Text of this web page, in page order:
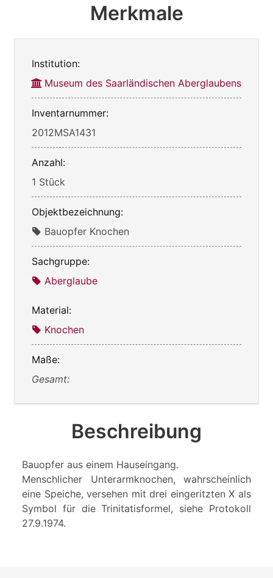
Merkmale
Institution:
Museum des Saarländischen Aberglaubens
Inventarnummer:
2012MSA1431
Anzahl:
1 Stück
Objektbezeichnung:
Bauopfer Knochen
Sachgruppe:
Aberglaube
Material:
Knochen
Maße:
Gesamt:
Beschreibung
Bauopfer aus einem Hauseingang.
Menschlicher Unterarmknochen, wahrscheinlich
eine Speiche, versehen mit drei eingeritzten X als
Symbol für die Trinitatisformel, siehe Protokoll
27.9.1974.